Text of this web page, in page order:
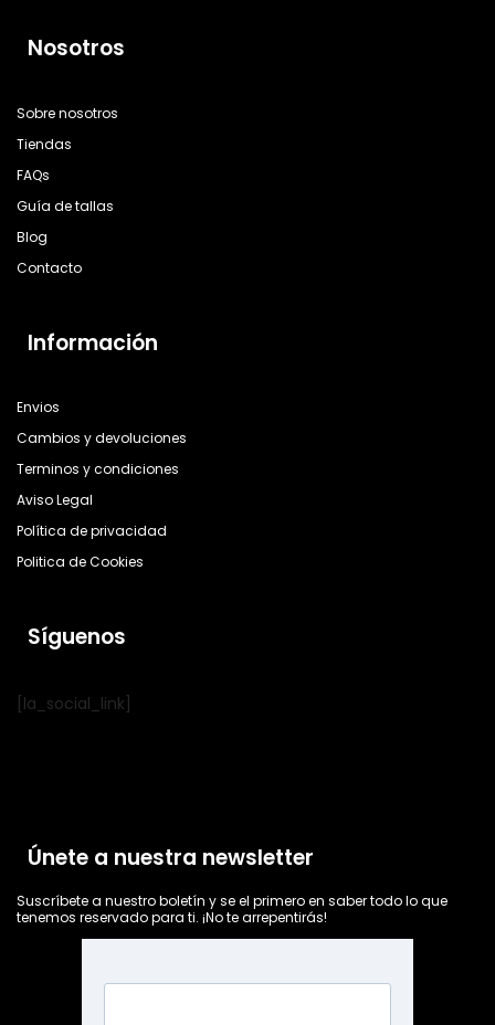
Nosotros
Sobre nosotros
Tiendas
FAQs
Guía de tallas
Blog
Contacto
Información
Envios
Cambios y devoluciones
Terminos y condiciones
Aviso Legal
Política de privacidad
Politica de Cookies
Síguenos
[la_social_link]
Únete a nuestra newsletter
Suscríbete a nuestro boletín y se el primero en saber todo lo que
tenemos reservado para ti. ¡No te arrepentirás!